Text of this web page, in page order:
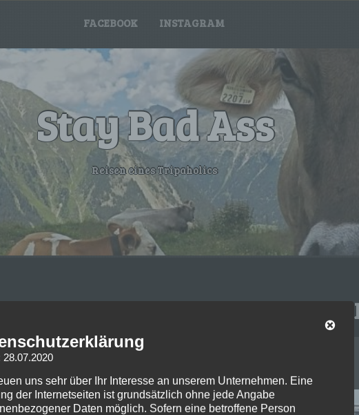
FACEBOOK INSTAGRAM
Stay Bad Ass
Reisen eines Tripaholics
An jedem verdammten Sonntag
Posted on21. November 2016/by lars/
28.07.2020
uns sehr über Ihr Interesse an unserem Unternehmen. Eine
der Internetseiten ist grundsätzlich ohne jede Angabe
Daten möglich. Sofern eine betroffene Person